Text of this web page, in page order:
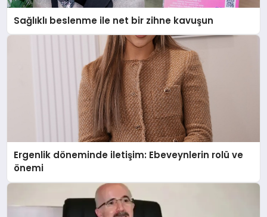
Sağlıklı beslenme ile net bir zihne kavuşun
Ergenlik döneminde iletişim: Ebeveynlerin rolü ve
önemi